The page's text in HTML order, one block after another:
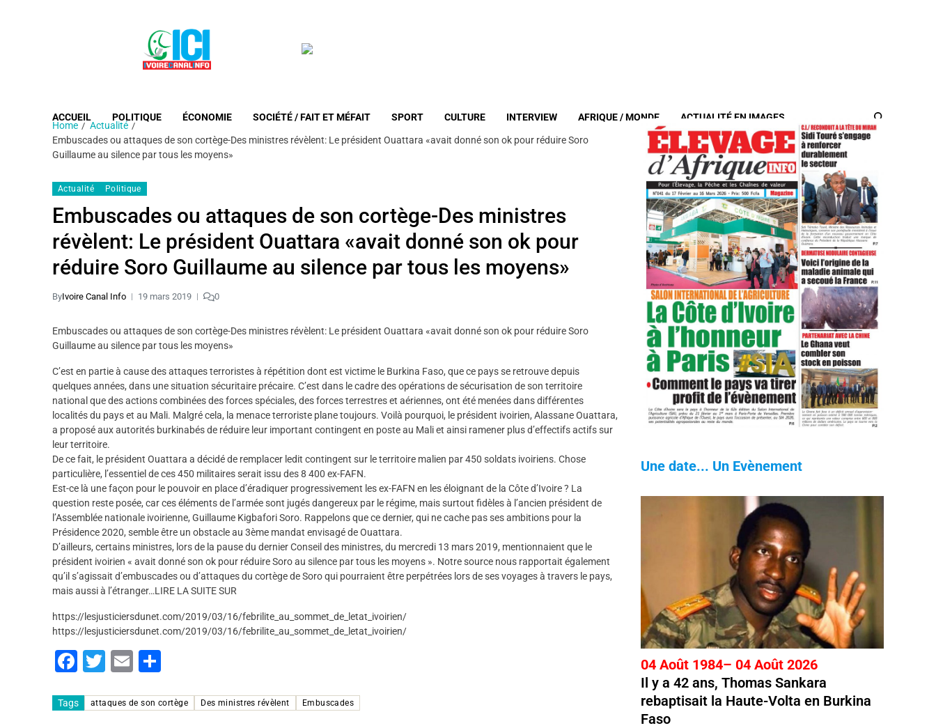
ACCUEIL POLITIQUE ÉCONOMIE SOCIÉTÉ / FAIT ET MÉFAIT SPORT CULTURE INTERVIEW AFRIQUE / MONDE ACTUALITÉ EN IMAGES
Home
Actualité
Embuscades ou attaques de son cortège-Des ministres révèlent: Le président Ouattara «avait donné son ok pour réduire Soro
Guillaume au silence par tous les moyens»
Actualité Politique
Embuscades ou attaques de son cortège-Des ministres
révèlent: Le président Ouattara «avait donné son ok pour
réduire Soro Guillaume au silence par tous les moyens»
ByIvoire Canal Info 19 mars 2019 0
Embuscades ou attaques de son cortège-Des ministres révèlent: Le président Ouattara «avait donné son ok pour réduire Soro
Guillaume au silence par tous les moyens»
C’est en partie à cause des attaques terroristes à répétition dont est victime le Burkina Faso, que ce pays se retrouve depuis
quelques années, dans une situation sécuritaire précaire. C’est dans le cadre des opérations de sécurisation de son territoire
national que des actions combinées des forces spéciales, des forces terrestres et aériennes, ont été menées dans différentes
localités du pays et au Mali. Malgré cela, la menace terroriste plane toujours. Voilà pourquoi, le président ivoirien, Alassane Ouattara,
a proposé aux autorités burkinabés de réduire leur important contingent en poste au Mali et ainsi ramener plus d’effectifs actifs sur
leur territoire.
De ce fait, le président Ouattara a décidé de remplacer ledit contingent sur le territoire malien par 450 soldats ivoiriens. Chose
particulière, l’essentiel de ces 450 militaires serait issu des 8 400 ex-FAFN.
Est-ce là une façon pour le pouvoir en place d’éradiquer progressivement les ex-FAFN en les éloignant de la Côte d’Ivoire ? La
question reste posée, car ces éléments de l’armée sont jugés dangereux par le régime, mais surtout fidèles à l’ancien président de
l’Assemblée nationale ivoirienne, Guillaume Kigbafori Soro. Rappelons que ce dernier, qui ne cache pas ses ambitions pour la
Présidence 2020, semble être un obstacle au 3ème mandat envisagé de Ouattara.
D’ailleurs, certains ministres, lors de la pause du dernier Conseil des ministres, du mercredi 13 mars 2019, mentionnaient que le
président ivoirien « avait donné son ok pour réduire Soro au silence par tous les moyens ». Notre source nous rapportait également
qu’il s’agissait d’embuscades ou d’attaques du cortège de Soro qui pourraient être perpétrées lors de ses voyages à travers le pays,
mais aussi à l’étranger…LIRE LA SUITE SUR
https://lesjusticiersdunet.com/2019/03/16/febrilite_au_sommet_de_letat_ivoirien/
https://lesjusticiersdunet.com/2019/03/16/febrilite_au_sommet_de_letat_ivoirien/
F
c
T
tt
E
ai ta
Tags attaques de son cortège Des ministres révèlent Embuscades
Une date... Un Evènement
04 Août 1984– 04 Août 2026
Il y a 42 ans, Thomas Sankara
rebaptisait la Haute-Volta en Burkina
Faso